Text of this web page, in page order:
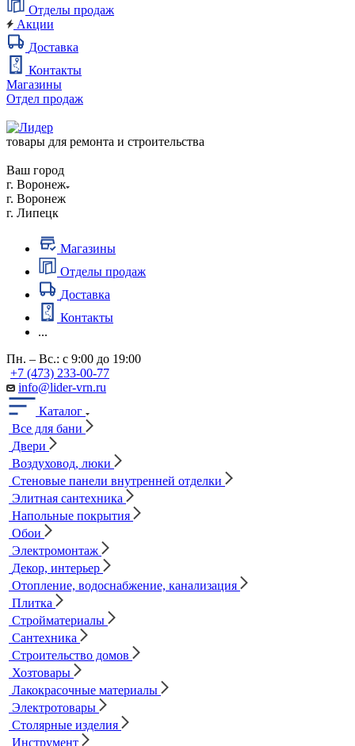
Отделы продаж
Акции
Доставка
Контакты
Магазины
Отдел продаж
товары для ремонта и строительства
Ваш город
г. Воронеж
г. Воронеж
г. Липецк
Магазины
Отделы продаж
Доставка
Контакты
...
Пн. – Вс.: с 9:00 до 19:00
+7 (473) 233-00-77
info@lider-vrn.ru
Каталог
Все для бани
Двери
Воздуховод, люки
Стеновые панели внутренней отделки
Элитная сантехника
Напольные покрытия
Обои
Электромонтаж
Декор, интерьер
Отопление, водоснабжение, канализация
Плитка
Стройматериалы
Сантехника
Строительство домов
Хозтовары
Лакокрасочные материалы
Электротовары
Столярные изделия
Инструмент